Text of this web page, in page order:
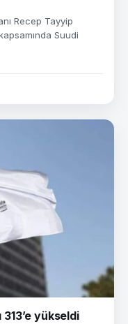
Recep Tayyip
Suudi
yükseldi